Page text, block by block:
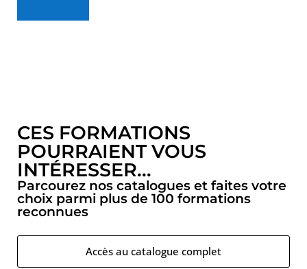
CES FORMATIONS
POURRAIENT VOUS
INTÉRESSER...
Parcourez nos catalogues et faites votre
choix parmi plus de 100 formations
reconnues
Accès au catalogue complet